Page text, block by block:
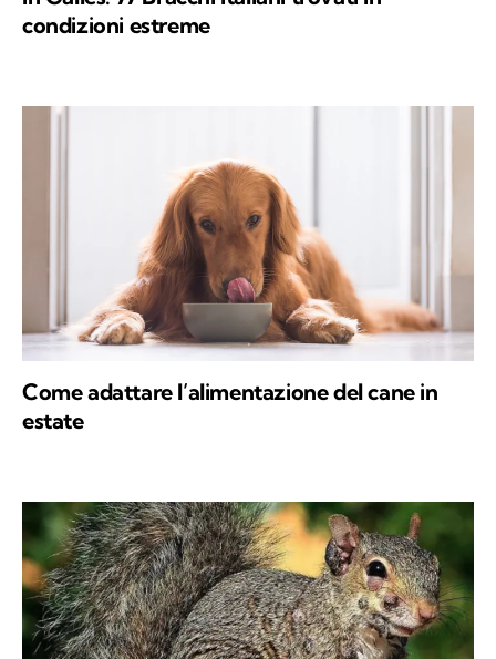
condizioni estreme
Come adattare l’alimentazione del cane in
estate